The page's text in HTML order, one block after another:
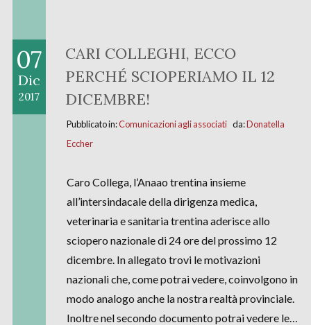
CARI COLLEGHI, ECCO
PERCHÉ SCIOPERIAMO IL 12
DICEMBRE!
07
Dic
2017
Pubblicato in:Comunicazioni agli associatida:Donatella
Eccher
Caro Collega, l’Anaao trentina insieme
all’intersindacale della dirigenza medica,
veterinaria e sanitaria trentina aderisce allo
sciopero nazionale di 24 ore del prossimo 12
dicembre. In allegato trovi le motivazioni
nazionali che, come potrai vedere, coinvolgono in
modo analogo anche la nostra realtà provinciale.
Inoltre nel secondo documento potrai vedere le…